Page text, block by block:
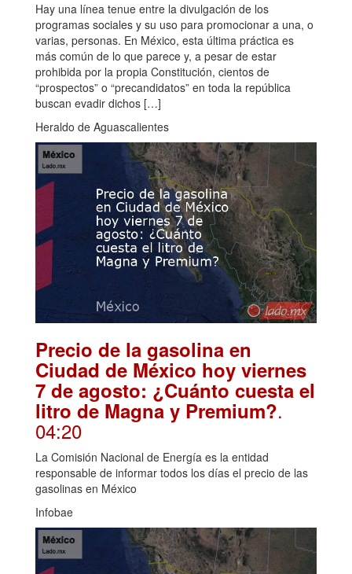
Hay una línea tenue entre la divulgación de los
programas sociales y su uso para promocionar a una, o
varias, personas. En México, esta última práctica es
más común de lo que parece y, a pesar de estar
prohibida por la propia Constitución, cientos de
“prospectos” o “precandidatos” en toda la república
buscan evadir dichos […]
Heraldo de Aguascalientes
Precio de la gasolina en
Ciudad de México hoy viernes
7 de agosto: ¿Cuánto cuesta el
litro de Magna y Premium?.
04:20
La Comisión Nacional de Energía es la entidad
responsable de informar todos los días el precio de las
gasolinas en México
Infobae